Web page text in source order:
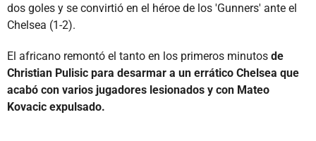
dos goles y se convirtió en el héroe de los 'Gunners' ante el
Chelsea (1-2).
El africano remontó el tanto en los primeros minutos de
Christian Pulisic para desarmar a un errático Chelsea que
acabó con varios jugadores lesionados y con Mateo
Kovacic expulsado.